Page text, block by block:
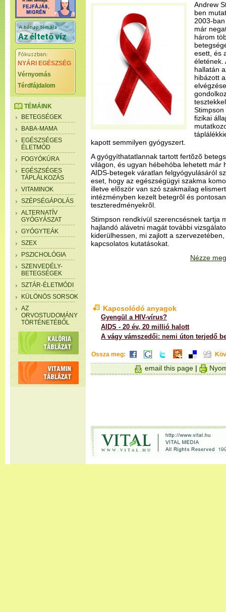
NYÁRI EGÉSZSÉG
Vérnyomás
Térdfájdalom
TÉMÁINK
BETEGSÉGEK
BABA-MAMA
EGÉSZSÉGES
ÉLETMÓD
FOGYÓKÚRA
EGÉSZSÉGES
TÁPLÁLKOZÁS
VITAMINOK
SZÉPSÉGÁPOLÁS
ALTERNATÍV
GYÓGYÁSZAT
GYÓGYTEÁK
SZEX
PSZICHOLÓGIA
SZENVEDÉLY-
BETEGSÉGEK
SZTÁR-ÉLETMÓDI
KÜLÖNÖS SORSOK
AZ
ORVOSTUDOMÁNY
TÖRTÉNETÉBŐL
Andrew
ben
2003-
már
három
esett, és
életének.
hallatán
hibázott
Stimpson
fizikai
kapott semmilyen gyógyszert.
A gyógyíthatatlannak tartott fertõzõ
világon, és ugyan hébehóba lehetett már
AIDS-betegek váratlan felgyógyulásáról
eset, hogy az egészségügyi szakma
illetve elõször van szó szakmailag
intézményben kezelt betegrõl és
teszteredményekrõl.
Stimpson rendkívül szerencsésnek tartja
hajlandó alávetni magát további
kiderülhessen, mi zajlott a
kapcsolatos kutatásokat.
Nézze
Kapcsolódó anyagok
Gyengül a HIV-vírus?
AIDS - 20 év, 20 millió halott
A vágy vámszedői: nemi úton terjedő
Ossza meg:
email this page |